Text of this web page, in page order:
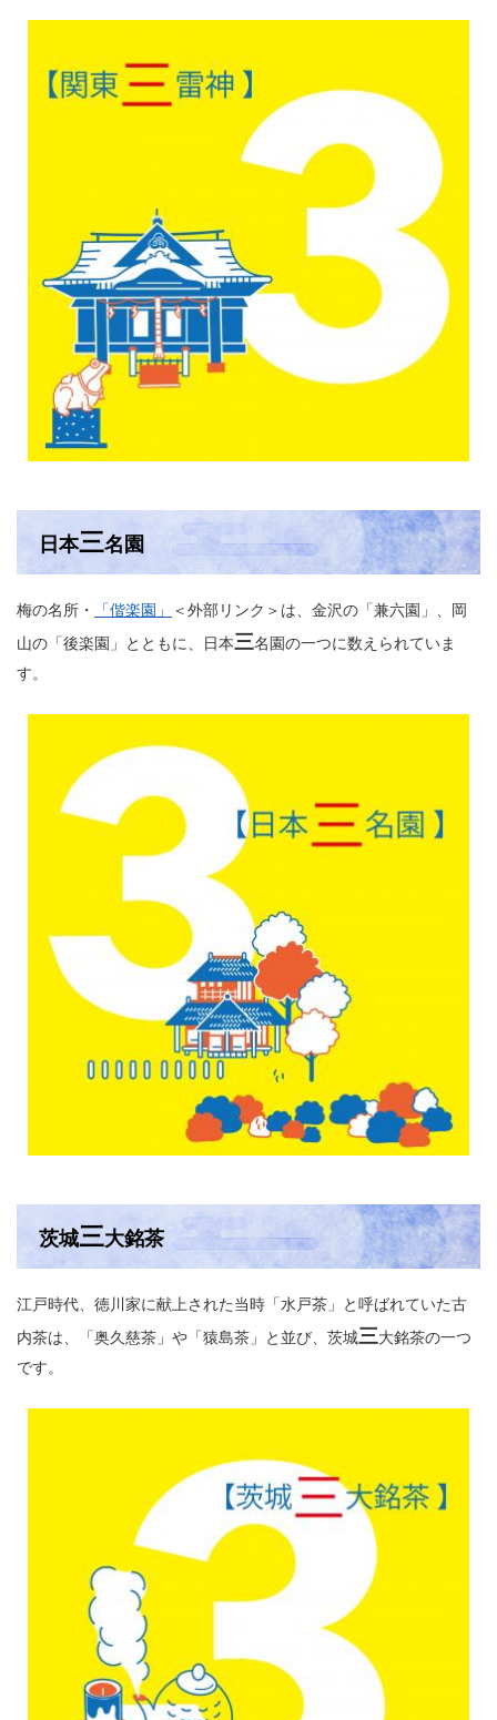
日本三名園
梅の名所・ 「偕楽園」 ＜外部リンク＞ は、金沢の「兼六園」、岡
山の「後楽園」とともに、日本三名園の一つに数えられていま
す。
茨城三大銘茶
江戸時代、徳川家に献上された当時「水戸茶」と呼ばれていた古
内茶は、「奥久慈茶」や「猿島茶」と並び、茨城三大銘茶の一つ
です。